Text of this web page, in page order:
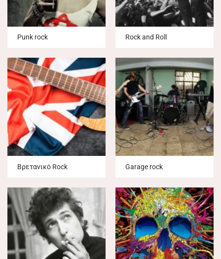
Punk rock Rock and Roll
Βρετανικό Rock Garage rock